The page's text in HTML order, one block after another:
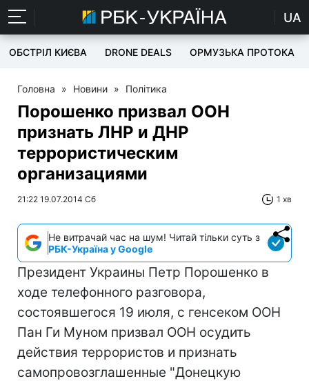
UA
ОБСТРІЛ КИЄВА DRONE DEALS ОРМУЗЬКА ПРОТОКА
Головна » Новини » Політика
Порошенко призвал ООН
признать ЛНР и ДНР
террористическим
организациями
21:22 19.07.2014 Сб 1 хв
Не витрачай час на шум! Читай тільки суть з
РБК-Україна у Google
Президент Украины Петр Порошенко в
ходе телефонного разговора,
состоявшегося 19 июля, с генсеком ООН
Пан Ги Муном призвал ООН осудить
действия террористов и признать
самопровозглашенные "Донецкую